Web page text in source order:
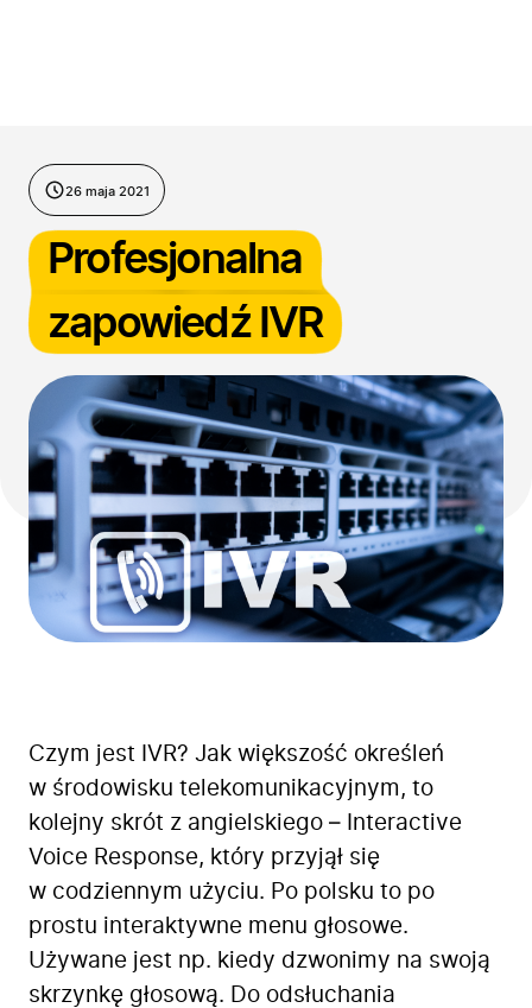
26 maja 2021
Profesjonalna
zapowiedź IVR
Czym jest IVR? Jak większość określeń
w środowisku telekomunikacyjnym, to
kolejny skrót z angielskiego – Interactive
Voice Response, który przyjął się
w codziennym użyciu. Po polsku to po
prostu interaktywne menu głosowe.
Używane jest np. kiedy dzwonimy na swoją
skrzynkę głosową. Do odsłuchania